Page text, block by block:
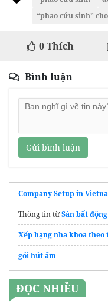
“phao cứu sinh”
0Thích
Bình luận
Gửi bình luận
Company Setup in
Thông tin từSàn bất
Xếp hạng nha khoa
gói hút ẩm
Mayđồng phục nhà hàng
ĐỌC NHIỀU